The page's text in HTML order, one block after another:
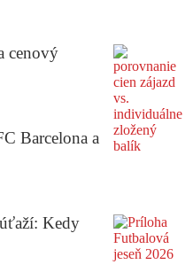
cenový
Barcelona a
Kedy